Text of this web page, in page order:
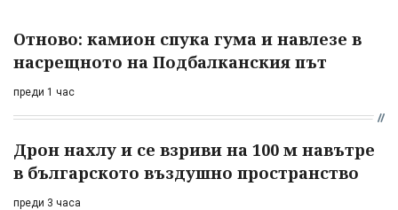
Отново: камион спука гума и навлезе в
насрещното на Подбалканския път
преди 1 час
Дрон нахлу и се взриви на 100 м навътре
в българското въздушно пространство
преди 3 часа